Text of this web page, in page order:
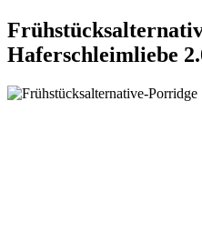
Haferschleimliebe